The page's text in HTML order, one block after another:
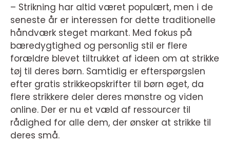
– Strikning har altid været populært, men i de
seneste år er interessen for dette traditionelle
håndværk steget markant. Med fokus på
bæredygtighed og personlig stil er flere
forældre blevet tiltrukket af ideen om at strikke
tøj til deres børn. Samtidig er efterspørgslen
efter gratis strikkeopskrifter til børn øget, da
flere strikkere deler deres mønstre og viden
online. Der er nu et væld af ressourcer til
rådighed for alle dem, der ønsker at strikke til
deres små.